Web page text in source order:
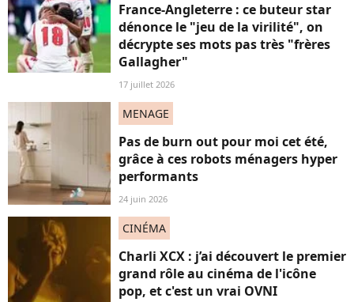
France-Angleterre : ce buteur star
dénonce le "jeu de la virilité", on
décrypte ses mots pas très "frères
Gallagher"
17 juillet 2026
MENAGE
Pas de burn out pour moi cet été,
grâce à ces robots ménagers hyper
performants
24 juin 2026
CINÉMA
Charli XCX : j’ai découvert le premier
grand rôle au cinéma de l'icône
pop, et c'est un vrai OVNI